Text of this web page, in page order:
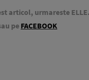
articol, urmareste
pe FACEBOOK